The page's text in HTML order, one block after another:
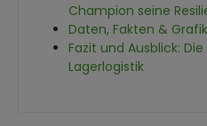
Champion seine
Daten, Fakten &
Fazit und Ausblick:
Lagerlogistik